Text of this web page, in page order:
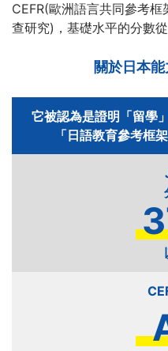
CEFR(歐洲語言共同參考
查研究)，基礎水平的分數
關於日本
它被認為是證明「留學
「日語教育參考框